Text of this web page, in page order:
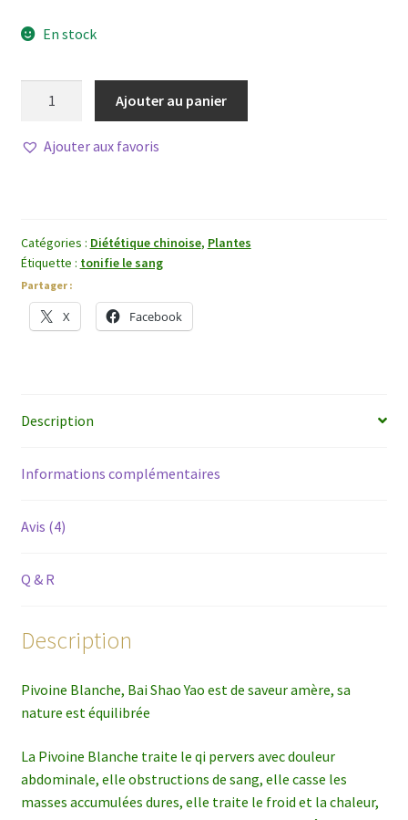
En stock
Blanche
Ajouter au panier
Ajouter aux favoris
Catégories : Diététique chinoise, Plantes
Étiquette : tonifie le sang
Partager :
X Facebook
Description
Informations complémentaires
Avis (4)
Q & R
Description
Pivoine Blanche, Bai Shao Yao est de saveur amère, sa
nature est équilibrée
La Pivoine Blanche traite le qi pervers avec douleur
abdominale, elle obstructions de sang, elle casse les
masses accumulées dures, elle traite le froid et la chaleur,